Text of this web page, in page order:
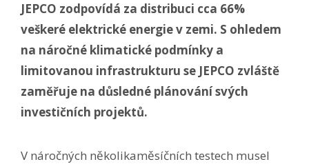
JEPCO zodpovídá za distribuci cca 66%
veškeré elektrické energie v zemi. S ohledem
na náročné klimatické podmínky a
limitovanou infrastrukturu se JEPCO zvláště
zaměřuje na důsledné plánování svých
investičních projektů.
V náročných několikaměsíčních testech musel